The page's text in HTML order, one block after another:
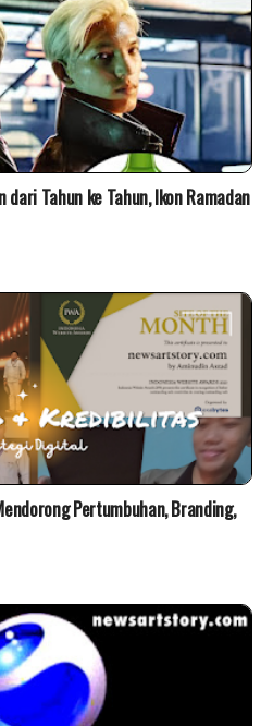
Tahun ke Tahun, Ikon Ramadan
Pertumbuhan, Branding,